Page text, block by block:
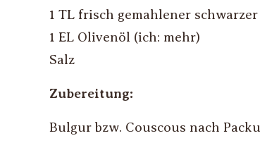
1 TL frisch gemahlener
1 EL Olivenöl (ich: mehr)
Salz
Zubereitung:
Bulgur bzw. Couscous nach